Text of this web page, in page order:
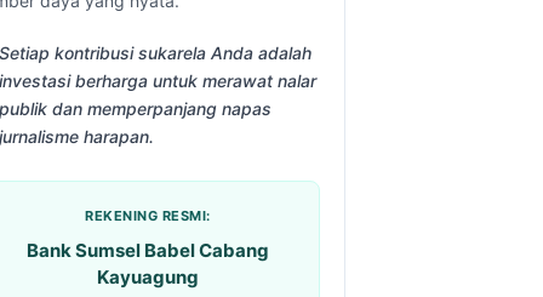
Setiap kontribusi sukarela Anda adalah
investasi berharga untuk merawat nalar
publik dan memperpanjang napas
jurnalisme harapan.
REKENING RESMI:
Bank Sumsel Babel Cabang
Kayuagung